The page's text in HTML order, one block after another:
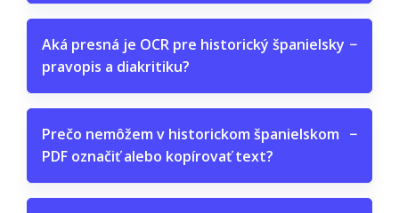
Aká presná je OCR pre historický španielsky
pravopis a diakritiku?
−
Prečo nemôžem v historickom španielskom
PDF označiť alebo kopírovať text?
−